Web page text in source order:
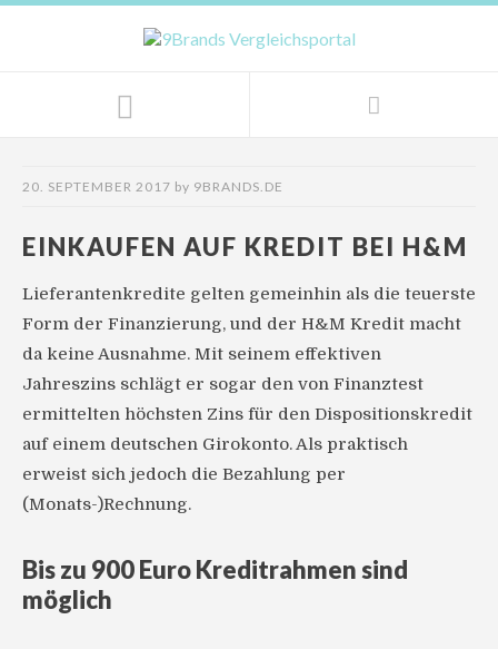
20. SEPTEMBER 2017 by 9BRANDS.DE
EINKAUFEN AUF KREDIT BEI H&M
Lieferantenkredite gelten gemeinhin als die teuerste
Form der Finanzierung, und der H&M Kredit macht
da keine Ausnahme. Mit seinem effektiven
Jahreszins schlägt er sogar den von Finanztest
ermittelten höchsten Zins für den Dispositionskredit
auf einem deutschen Girokonto. Als praktisch
erweist sich jedoch die Bezahlung per
(Monats-)Rechnung.
Bis zu 900 Euro Kreditrahmen sind
möglich